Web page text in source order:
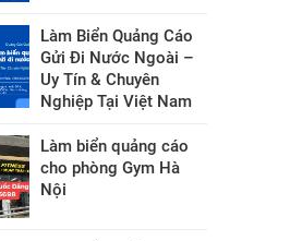
Làm Biển Quảng Cáo
Gửi Đi Nước Ngoài –
Uy Tín & Chuyên
Nghiệp Tại Việt Nam
Làm biển quảng cáo
cho phòng Gym Hà
Nội